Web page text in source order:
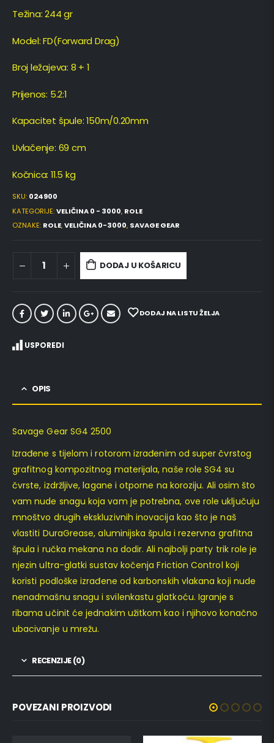
Težina: 244 gr
Model: FD(Forward Drag)
Broj ležajeva: 8 + 1
Prijenos: 5.2:1
Kapacitet špule: 150m/0.20mm
Uvlačenje: 69 cm
Kočnica: 11.5 kg
SKU: 024900
KATEGORIJE:VELIČINA 0 - 3000, ROLE
OZNAKE: ROLE,VELIČINA 0-3000, SAVAGE GEAR
DODAJ U KOŠARICU
DODAJ NA LISTU ŽELJA
USPOREDI
OPIS
Savage Gear SG4 2500
Izrađene s tijelom i rotorom izrađenim od super čvrstog
grafitnog kompozitnog materijala, naše role SG4 su
čvrste, izdržljive, lagane i otporne na koroziju. Ali osim što
vam nude snagu koja vam je potrebna, ove role uključuju
mnoštvo drugih ekskluzivnih inovacija kao što je naš
vlastiti DuraGrease, aluminijska špula i rezervna grafitna
špula i ručka mekana na dodir. Ali najbolji party trik role je
njezin ultra-glatki sustav kočenja Friction Control koji
koristi podloške izrađene od karbonskih vlakana koji nude
nenadmašnu snagu i svilenkastu glatkoću. Igranje s
ribama učinit će jednakim užitkom kao i njihovo konačno
ubacivanje u mrežu.
RECENZIJE (0)
POVEZANI PROIZVODI